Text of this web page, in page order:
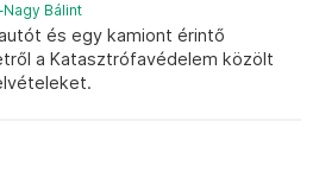
Bálint
és egy kamiont érintő
a Katasztrófavédelem közölt